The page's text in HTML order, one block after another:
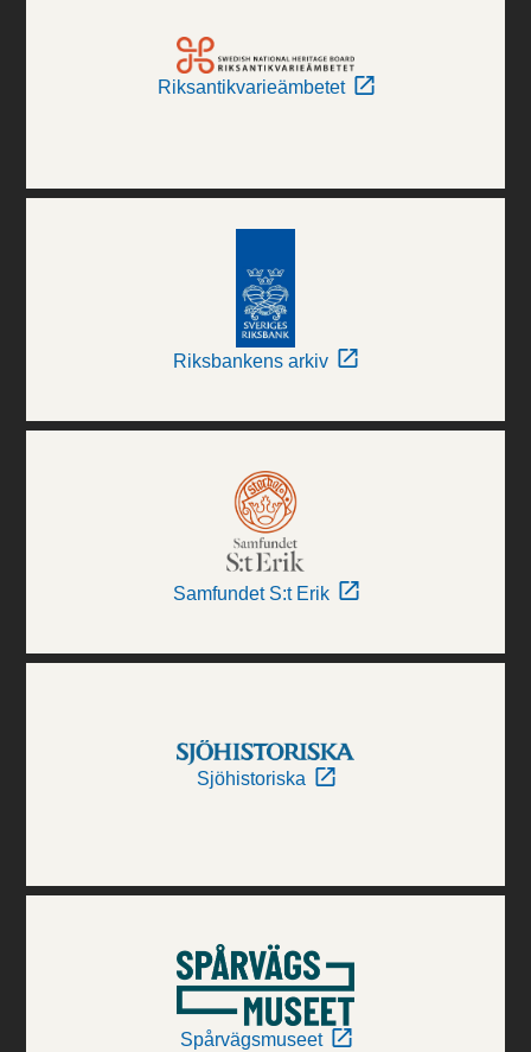
Riksantikvarieämbetet
Riksbankens arkiv
Samfundet S:t Erik
Sjöhistoriska
Spårvägsmuseet